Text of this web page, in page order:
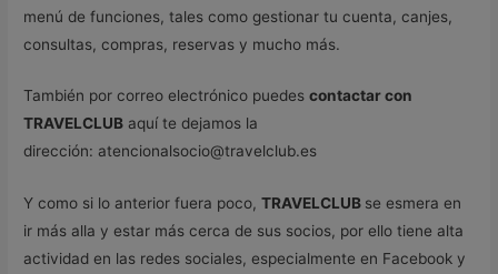
menú de funciones, tales como gestionar tu cuenta, canjes,
consultas, compras, reservas y mucho más.
También por correo electrónico puedescontactar con
TRAVELCLUB aquí te dejamos la
dirección: atencionalsocio@travelclub.es
Y como si lo anterior fuera poco,TRAVELCLUB se esmera en
ir más alla y estar más cerca de sus socios, por ello tiene alta
actividad en las redes sociales, especialmente en Facebook y